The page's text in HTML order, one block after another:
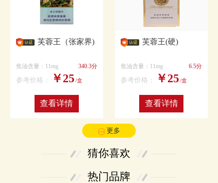
芙蓉王（张家界)
焦油含量：11mg 340.3分
参考价格： ￥25 /盒
查看详情
芙蓉王(硬)
焦油含量：11mg 6.5分
参考价格： ￥25 /盒
查看详情
更多
猜你喜欢
热门品牌